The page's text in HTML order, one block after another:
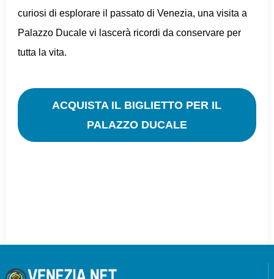
curiosi di esplorare il passato di Venezia, una visita a
Palazzo Ducale vi lascerà ricordi da conservare per
tutta la vita.
ACQUISTA IL BIGLIETTO PER IL
PALAZZO DUCALE